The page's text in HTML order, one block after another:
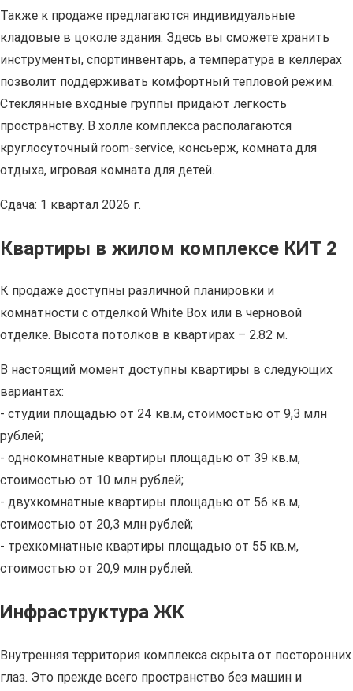
Также к продаже предлагаются индивидуальные
кладовые в цоколе здания. Здесь вы сможете хранить
инструменты, спортинвентарь, а температура в келлерах
позволит поддерживать комфортный тепловой режим.
Стеклянные входные группы придают легкость
пространству. В холле комплекса располагаются
круглосуточный room-service, консьерж, комната для
отдыха, игровая комната для детей.
Сдача: 1 квартал 2026 г.
Квартиры в жилом комплексе КИТ 2
К продаже доступны различной планировки и
комнатности с отделкой White Box или в черновой
отделке. Высота потолков в квартирах – 2.82 м.
В настоящий момент доступны квартиры в следующих
вариантах:
- студии площадью от 24 кв.м, стоимостью от 9,3 млн
рублей;
- однокомнатные квартиры площадью от 39 кв.м,
стоимостью от 10 млн рублей;
- двухкомнатные квартиры площадью от 56 кв.м,
стоимостью от 20,3 млн рублей;
- трехкомнатные квартиры площадью от 55 кв.м,
стоимостью от 20,9 млн рублей.
Инфраструктура ЖК
Внутренняя территория комплекса скрыта от посторонних
глаз. Это прежде всего пространство без машин и